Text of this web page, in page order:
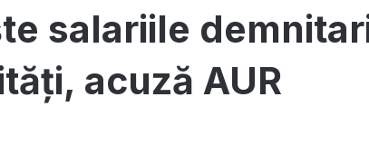
salariile
acuză AUR